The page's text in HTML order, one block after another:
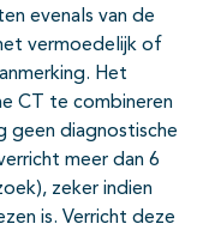
evenals van de
vermoedelijk of
Het
CT te combineren
geen diagnostische
meer dan 6
zeker indien
is. Verricht deze